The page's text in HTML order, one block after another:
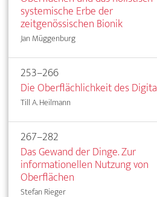
systemische Erbe der
zeitgenössischen Bionik
Jan Müggenburg
253–266
Die Oberflächlichkeit des
Till A. Heilmann
267–282
Das Gewand der Dinge. Zur
informationellen Nutzung von
Oberflächen
Stefan Rieger